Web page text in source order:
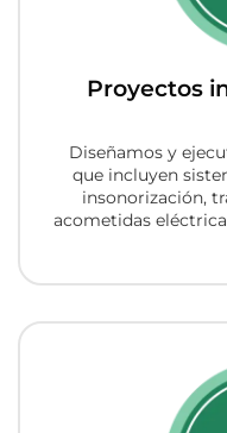
Proyectos
Diseñamos y
que incluyen
insonorización,
acometidas